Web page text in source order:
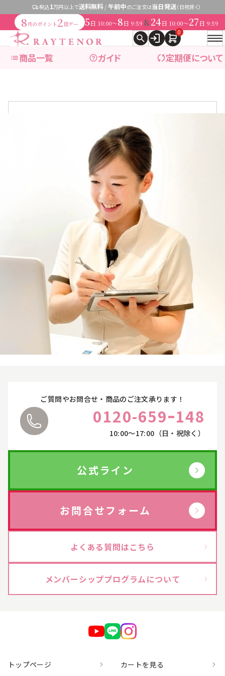
税込1万円以上で送料無料/ 午前中のご注文は当日発送（日祝除く）
8 月のポイント 2倍デー 5日 10:00〜8日 9:59 &24日 10:00〜27日 9:59
0
商品一覧 ガイド 定期便について
商品カテゴリ別で探すexpand_more
スキンケアシリーズ
リノセント
その他
アクアヴィーナス
【会員様限定】DIVA
アクレス
その他（ここちあ） →
厳選セレクトブランド →
2428
be-10 →
オンラインカウンセリングについて
お悩みやご質問に丁寧にお応えいたします。
ご都合に合わせて、オンラインカウンセリングをご
利用ください。
詳しくはこちら
ご質問やお問合せ・商品のご注文承ります！
0120-659ｰ148
10:00〜17:00（日・祝除く）
公式ライン
お問合せフォーム
よくある質問はこちら
メンバーシッププログラムについて
トップページ カートを見る